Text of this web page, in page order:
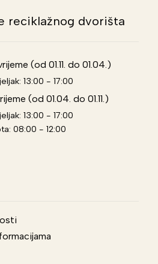
reciklažnog dvorišta
(od 01.11. do 01.04.)
13:00 - 17:00
(od 01.04. do 01.11.)
13:00 - 17:00
08:00 - 12:00